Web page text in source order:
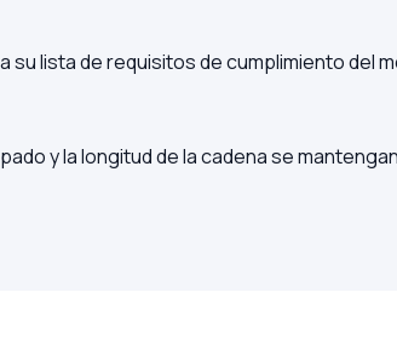
lista de requisitos de cumplimiento del
y la longitud de la cadena se mantengan